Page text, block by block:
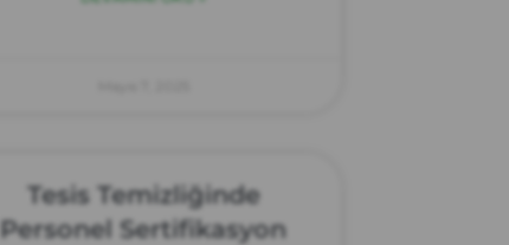
Tesis Temizliğinde
Personel Sertifikasyon